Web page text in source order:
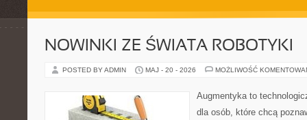
NOWINKI ZE ŚWIATA ROBOTYKI
POSTED BY ADMIN MAJ - 20 - 2026 MOŻLIWOŚĆ
Augmentyka to
dla osób, które chcą